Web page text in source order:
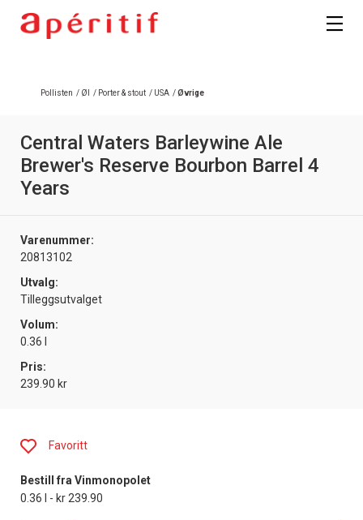
Pollisten / Øl / Porter & stout / USA /Øvrige
Central Waters Barleywine Ale
Brewer's Reserve Bourbon Barrel 4
Years
Varenummer:
20813102
Utvalg:
Tilleggsutvalget
Volum:
0.36 l
Pris:
239.90 kr
Favoritt
Bestill fra Vinmonopolet
0.36 l - kr 239.90